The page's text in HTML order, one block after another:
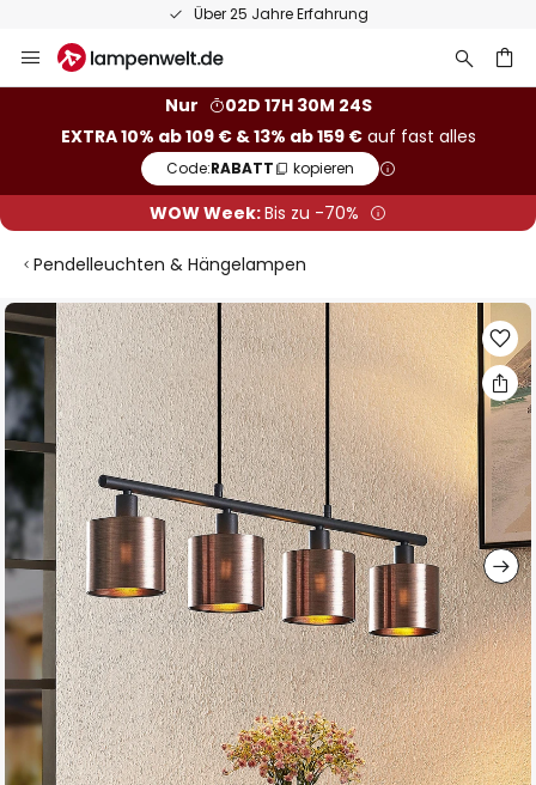
Über 25 Jahre Erfahrung
Inhalt
Nur
02D 17H 30M 24S
EXTRA 10% ab 109 € & 13% ab 159 €auf fast alles
Code:RABATT kopieren
WOW Week:Bis zu -70%
Pendelleuchten & Hängelampen
Zum
Ende
der
Bildgalerie
springen